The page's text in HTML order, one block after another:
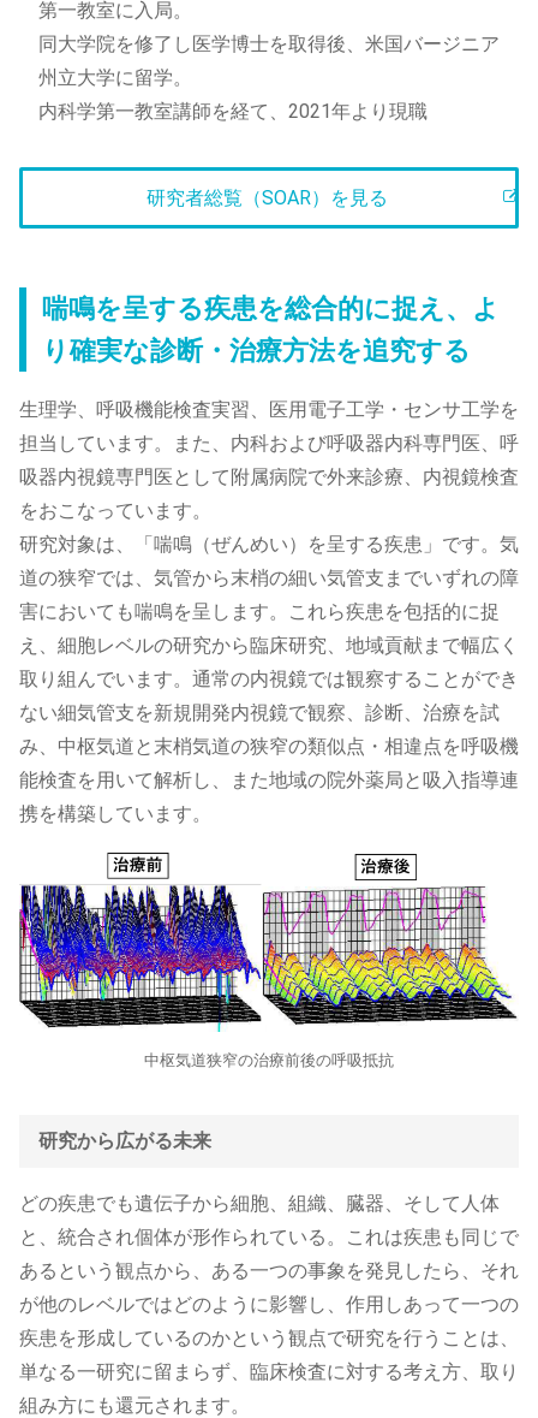
第一教室に入局。
同大学院を修了し医学博士を取得後、米国バージニア
州立大学に留学。
内科学第一教室講師を経て、2021年より現職
研究者総覧（SOAR）を見る
喘鳴を呈する疾患を総合的に捉え、よ
り確実な診断・治療方法を追究する
生理学、呼吸機能検査実習、医用電子工学・センサ工学を
担当しています。また、内科および呼吸器内科専門医、呼
吸器内視鏡専門医として附属病院で外来診療、内視鏡検査
をおこなっています。
研究対象は、「喘鳴（ぜんめい）を呈する疾患」です。気
道の狭窄では、気管から末梢の細い気管支までいずれの障
害においても喘鳴を呈します。これら疾患を包括的に捉
え、細胞レベルの研究から臨床研究、地域貢献まで幅広く
取り組んでいます。通常の内視鏡では観察することができ
ない細気管支を新規開発内視鏡で観察、診断、治療を試
み、中枢気道と末梢気道の狭窄の類似点・相違点を呼吸機
能検査を用いて解析し、また地域の院外薬局と吸入指導連
携を構築しています。
中枢気道狭窄の治療前後の呼吸抵抗
研究から広がる未来
どの疾患でも遺伝子から細胞、組織、臓器、そして人体
と、統合され個体が形作られている。これは疾患も同じで
あるという観点から、ある一つの事象を発見したら、それ
が他のレベルではどのように影響し、作用しあって一つの
疾患を形成しているのかという観点で研究を行うことは、
単なる一研究に留まらず、臨床検査に対する考え方、取り
組み方にも還元されます。